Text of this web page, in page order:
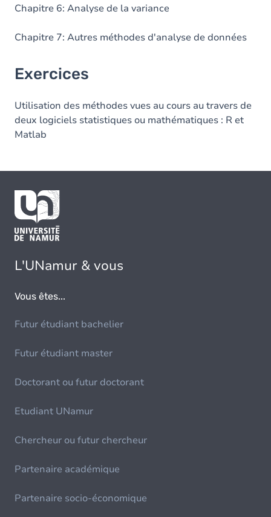
Chapitre 6: Analyse de la variance
Chapitre 7: Autres méthodes d'analyse de données
Exercices
Utilisation des méthodes vues au cours au travers de
deux logiciels statistiques ou mathématiques : R et
Matlab
L'UNamur & vous
Vous êtes...
Futur étudiant bachelier
Futur étudiant master
Doctorant ou futur doctorant
Etudiant UNamur
Chercheur ou futur chercheur
Partenaire académique
Partenaire socio-économique